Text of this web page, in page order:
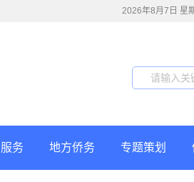
2026年8月7日 星
务 地方侨务 专题策划